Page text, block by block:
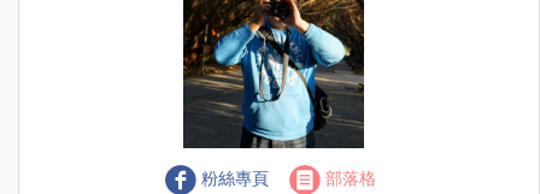
粉絲專頁 部落格